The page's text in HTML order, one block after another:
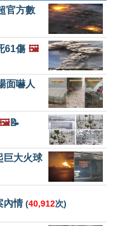
官方數
61傷 🖼️
面嚇人
🖼️📝
巨大火球
內情(40,912次)